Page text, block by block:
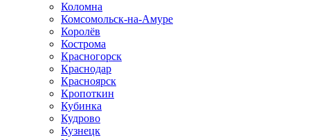
Коломна
Комсомольск-на-Амуре
Королёв
Кострома
Красногорск
Краснодар
Красноярск
Кропоткин
Кубинка
Кудрово
Кузнецк